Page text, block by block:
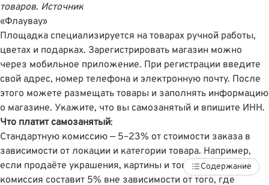
товаров. Источник
«Флаувау»
Площадка специализируется на товарах ручной работы,
цветах и подарках. Зарегистрировать магазин можно
через мобильное приложение. При регистрации введите
свой адрес, номер телефона и электронную почту. После
этого можете размещать товары и заполнять информацию
о магазине. Укажите, что вы самозанятый и впишите ИНН.
Что платит самозанятый:
Стандартную комиссию — 5–23% от стоимости заказа в
зависимости от локации и категории товара. Например,
если продаёте украшения, картины и товары для дома,
комиссия составит 5% вне зависимости от того, где
Содержание